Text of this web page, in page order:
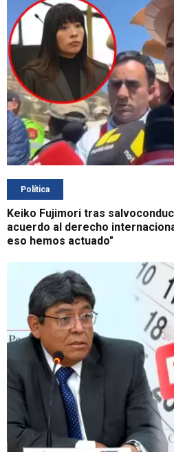
Política
Keiko Fujimori tras
acuerdo al derecho
eso hemos actuado"